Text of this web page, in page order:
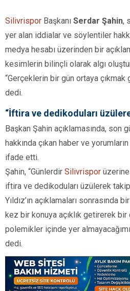
Silivrispor Başkanı Serdar Şahin,
yer alan iddialar ve söylentiler
medya hesabı üzerinden bir
kesimlerin bilinçli olarak algı
“Gerçeklerin bir gün ortaya çıkmak
dedi.
“İftira ve dedikoduları
Başkan Şahin açıklamasında, son
hakkında çıkan haber ve
ifade etti.
Şahin, “Günlerdir Silivrispor
iftira ve dedikoduları üzülerek
Yıldız’ın açıklamaları sonrasında
kez bir konuya açıklık getirerek
polemikler içinde yer
dedi.